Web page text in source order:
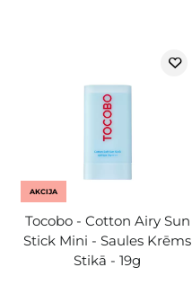
AKCIJA
Tocobo - Cotton Airy Sun
Stick Mini - Saules Krēms
Stikā - 19g